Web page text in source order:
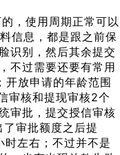
，使用周期正常可以
信息，都是跟之前保
识别，然后其余提交
不过需要还要有常用
开放申请的年龄范围
审核和提现审核2个
审批，提交授信审核
审批额度之后提
左右；不过并不是